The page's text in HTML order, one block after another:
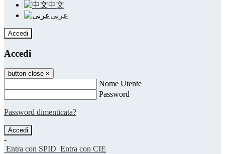
中文
عربى
Accedi
Accedi
button close ×
Nome Utente
Password
Password dimenticata?
-
Entra con SPID Entra con CIE